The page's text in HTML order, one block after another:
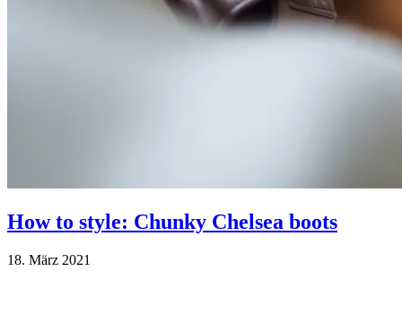
How to style: Chunky Chelsea boots
18. März 2021